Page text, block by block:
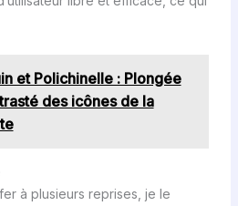
et Polichinelle : Plongée
des icônes de la
à plusieurs reprises, je le